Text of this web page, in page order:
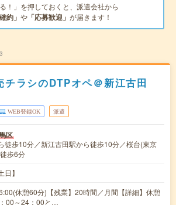
る！」を押しておくと、派遣会社から
約」 や 「応募歓迎」 が届きます！
チラシのDTPオペ＠新江古田
WEB登録OK 派遣
区
徒歩10分／新江古田駅から徒歩10分／桜台(東京
歩6分
日】
休憩60分)【残業】20時間／月間【詳細】休憩
00～24：00と…